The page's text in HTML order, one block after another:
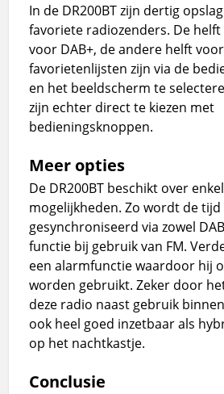
In de DR200BT zijn dertig
favoriete radiozenders. De
voor DAB+, de andere helft
favorietenlijsten zijn via de
en het beeldscherm te
zijn echter direct te kiezen met
bedieningsknoppen.
Meer opties
De DR200BT beschikt over
mogelijkheden. Zo wordt de
gesynchroniseerd via zowel
functie bij gebruik van FM.
een alarmfunctie waardoor hij
worden gebruikt. Zeker door
deze radio naast gebruik
ook heel goed inzetbaar als
op het nachtkastje.
Conclusie